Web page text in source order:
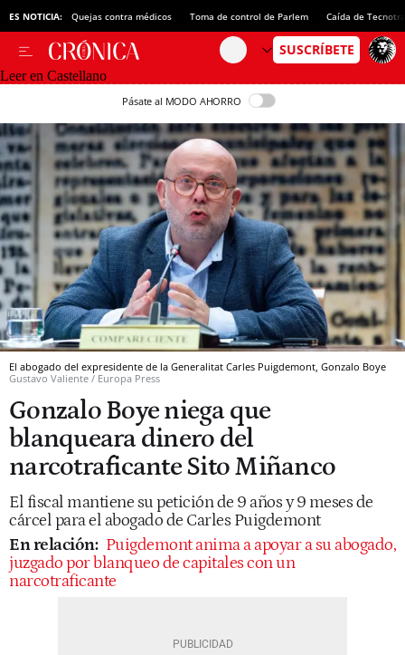
ES NOTICIA: Quejas contra médicos Toma de control de Parlem Caída de
Leer en Castellano
Pásate al MODO AHORRO
El abogado del expresidente de la Generalitat Carles Puigdemont, Gonzalo Boye
Gustavo Valiente / Europa Press
Gonzalo Boye niega que
blanqueara dinero del
narcotraficante Sito Miñanco
El fiscal mantiene su petición de 9 años y 9 meses de
cárcel para el abogado de Carles Puigdemont
En relación: Puigdemont anima a apoyar a su abogado,
juzgado por blanqueo de capitales con un
narcotraficante